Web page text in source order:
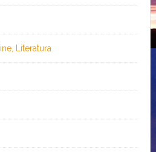
Literatura